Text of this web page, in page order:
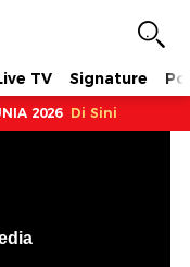
TV Signature
2026 Di Sini